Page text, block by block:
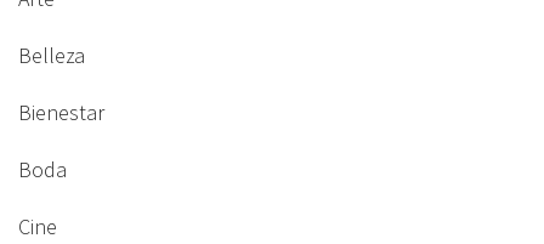
Belleza
Bienestar
Boda
Cine